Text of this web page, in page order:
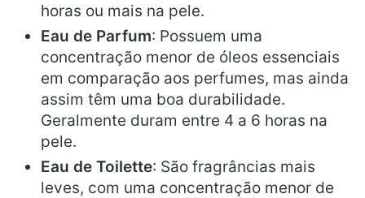
horas ou mais na pele.
Eau de Parfum: Possuem uma
concentração menor de óleos essenciais
em comparação aos perfumes, mas ainda
assim têm uma boa durabilidade.
Geralmente duram entre 4 a 6 horas na
pele.
Eau de Toilette: São fragrâncias mais
leves, com uma concentração menor de